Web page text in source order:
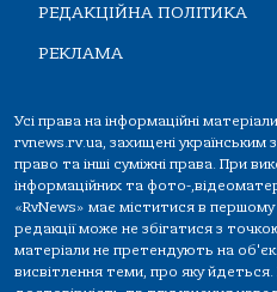
РЕДАКЦІЙНА ПОЛІТИКА
РЕКЛАМА
Усі права на інформаційні
rvnews.rv.ua, захищені
право та інші суміжні права. При
інформаційних та фото-
«RvNews» має міститися в першому
редакції може не збігатися з
матеріали не претендують на
висвітлення теми, про яку йдеться.